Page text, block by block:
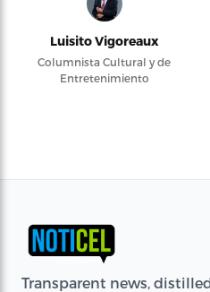
Luisito Vigoreaux
Columnista Cultural y de
Entretenimiento
Transparent news,